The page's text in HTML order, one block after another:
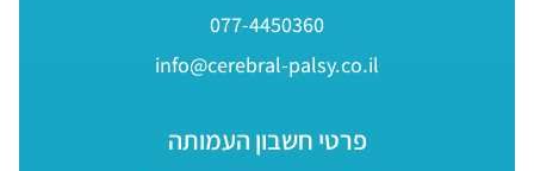
077-4450360
info@cerebral-palsy.co.il
פרטי חשבון העמותה